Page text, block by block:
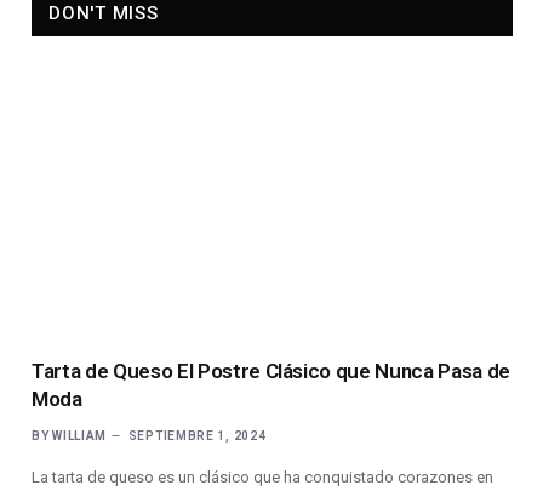
DON'T MISS
Tarta de Queso El Postre Clásico que Nunca Pasa de
Moda
BY WILLIAM SEPTIEMBRE 1, 2024
La tarta de queso es un clásico que ha conquistado corazones en